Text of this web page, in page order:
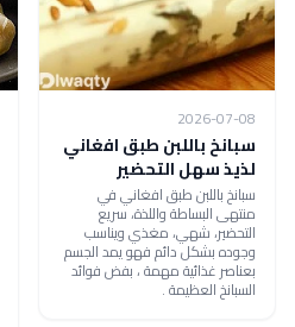
2026-07-08
سبانخ باللبن طبق افغاني
لذيذ سهل التحضير
سبانخ باللبن طبق افغاني في
منتهى البساطة واللذة، سريع
التحضير، شهي، مغذي ويناسب
وجوده بشكل دائم فهو يمد الجسم
بعناصر غذائية مهمة ، بفض فوائد
السبانخ العظيمة .